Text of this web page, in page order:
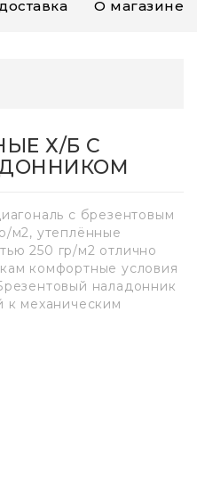
О магазине
Х/Б С
с брезентовым
м2, утеплённые
250 гр/м2 отлично
комфортные условия
наладонник
к механическим